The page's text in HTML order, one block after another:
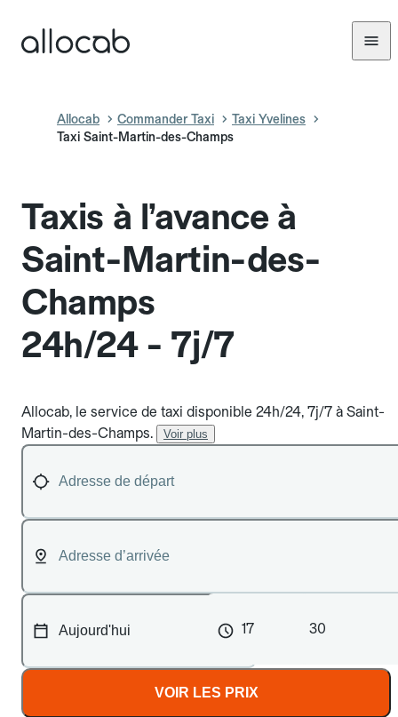
Allocab Commander Taxi
Taxi Yvelines
Taxi Saint-Martin-des-Champs
Taxis à l’avance à
Saint-Martin-des-
Champs
24h/24 - 7j/7
Allocab, le service de taxi disponible 24h/24, 7j/7 à Saint-
Martin-des-Champs.
Voir plus
17 30
VOIR LES PRIX